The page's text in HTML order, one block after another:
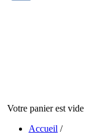
Votre panier est vide
Accueil /